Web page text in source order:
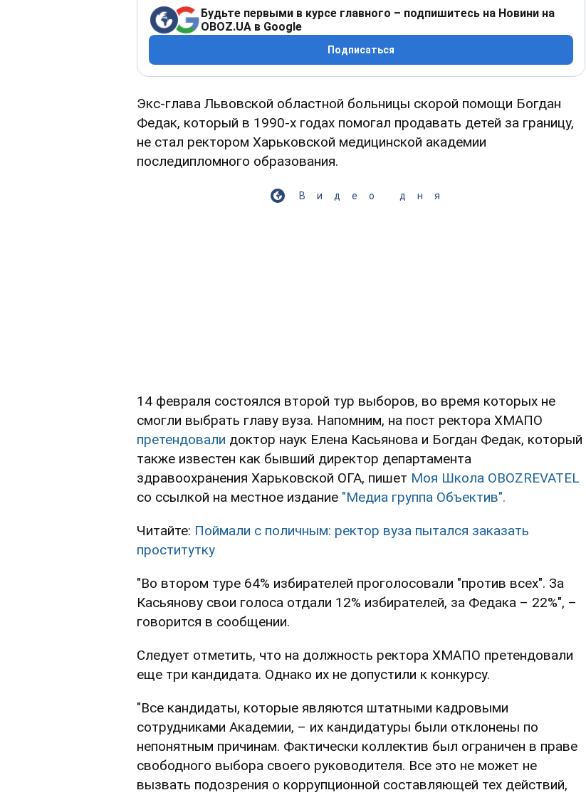
Будьте первыми в курсе главного – подпишитесь на Новини на
OBOZ.UA в Google
Подписаться
Экс-глава Львовской областной больницы скорой помощи Богдан
Федак, который в 1990-х годах помогал продавать детей за границу,
не стал ректором Харьковской медицинской академии
последипломного образования.
Видео дня
14 февраля состоялся второй тур выборов, во время которых не
смогли выбрать главу вуза. Напомним, на пост ректора ХМАПО
претендовали доктор наук Елена Касьянова и Богдан Федак, который
также известен как бывший директор департамента
здравоохранения Харьковской ОГА, пишет Моя Школа OBOZREVATEL
со ссылкой на местное издание "Медиа группа Объектив".
Читайте: Поймали с поличным: ректор вуза пытался заказать
проститутку
"Во втором туре 64% избирателей проголосовали "против всех". За
Касьянову свои голоса отдали 12% избирателей, за Федака – 22%", –
говорится в сообщении.
Следует отметить, что на должность ректора ХМАПО претендовали
еще три кандидата. Однако их не допустили к конкурсу.
"Все кандидаты, которые являются штатными кадровыми
сотрудниками Академии, – их кандидатуры были отклонены по
непонятным причинам. Фактически коллектив был ограничен в праве
свободного выбора своего руководителя. Все это не может не
вызвать подозрения о коррупционной составляющей тех действий,